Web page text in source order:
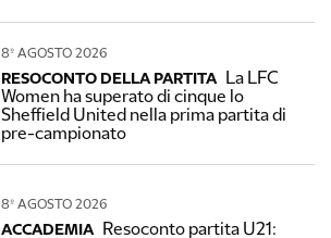
8º AGOSTO 2026
RESOCONTO DELLA PARTITA
La LFC
Women ha superato di cinque lo
Sheffield United nella prima partita di
pre-campionato
8º AGOSTO 2026
ACCADEMIA
Resoconto partita U21: